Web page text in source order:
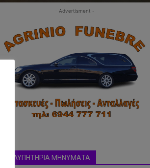
- Advertisment -
ΣΥΛΛΥΠΗΤΗΡΙΑ ΜΗΝΥΜΑΤΑ